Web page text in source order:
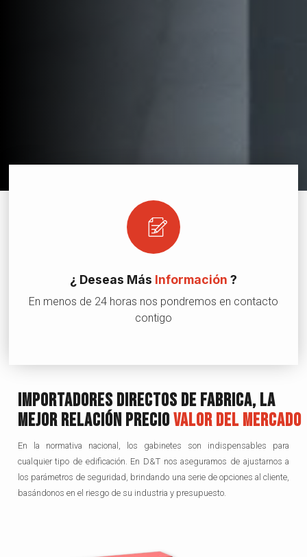
Importadores Directos De Fabrica, La
Mejor Relación PrecioValor Del Mercado
En la normativa nacional, los gabinetes son indispensables para
cualquier tipo de edificación. En D&T nos aseguramos de ajustarnos a
los parámetros de seguridad, brindando una serie de opciones al cliente,
basándonos en el riesgo de su industria y presupuesto.
¿ Deseas Más Información ?
En menos de 24 horas nos pondremos en contacto
contigo